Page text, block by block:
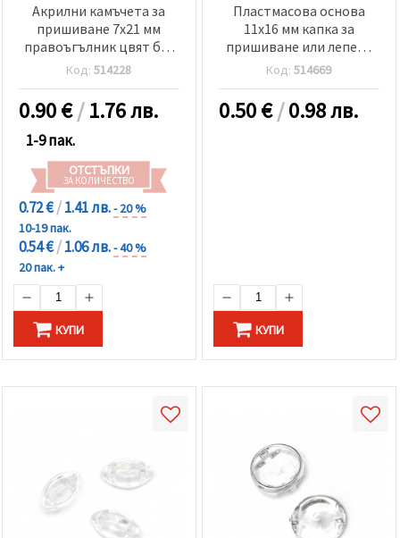
Акрилни камъчета за
пришиване 7x21 мм
правоъгълник цвят бял
прозрачен фасетиран -
25 броя
Код:514228
0.90€/1.76 лв.
1-9 пак.
ОТСТЪПКИ
ЗА КОЛИЧЕСТВО
0.72 €/1.41 лв.- 20 %
10-19 пак.
0.54 €/1.06 лв.- 40 %
20 пак. +
КУПИ
Пластмасова основа
11x16 мм капка за
пришиване или лепене
за 8x13 мм акрилен
камък цвят прозрачен -
5 броя
Код:514669
0.50€/0.98 лв.
КУПИ